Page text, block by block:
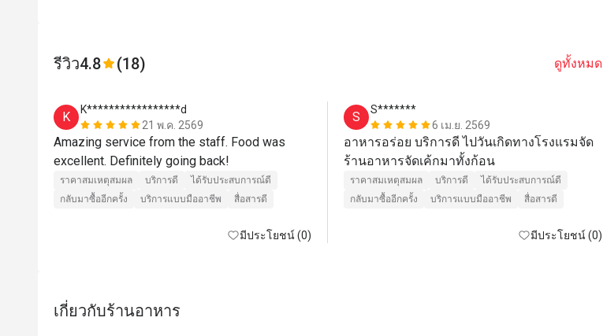
รีวิว4.8 (18) ดูทั้งหมด
K
K*****************d
21 พ.ค. 2569
Amazing service from the staff. Food was
ราคาสมเหตุสมผล บริการดี
ได้รับประสบการณ์ดี
กลับมาซื้ออีกครั้ง
บริการแบบมืออาชีพ สื่อสารดี
มีประโยชน์ (0)
S
S*******
6 เม.ย. 2569
อาหารอร่อย บริการดี ไปวันเกิดทางโรงแรมจัด
ราคาสมเหตุสมผล บริการดี
ได้รับประสบการณ์ดี
กลับมาซื้ออีกครั้ง
บริการแบบมืออาชีพ สื่อสารดี
มีประโยชน์ (0)
เกี่ยวกับร้านอาหาร